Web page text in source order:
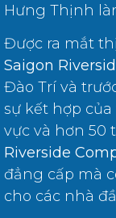
Hưng Thịnh
Được ra mắt
Saigon
Đào Trí và
sự kết hợp
vực và hơn 50
Riverside
đẳng cấp mà
cho các nhà